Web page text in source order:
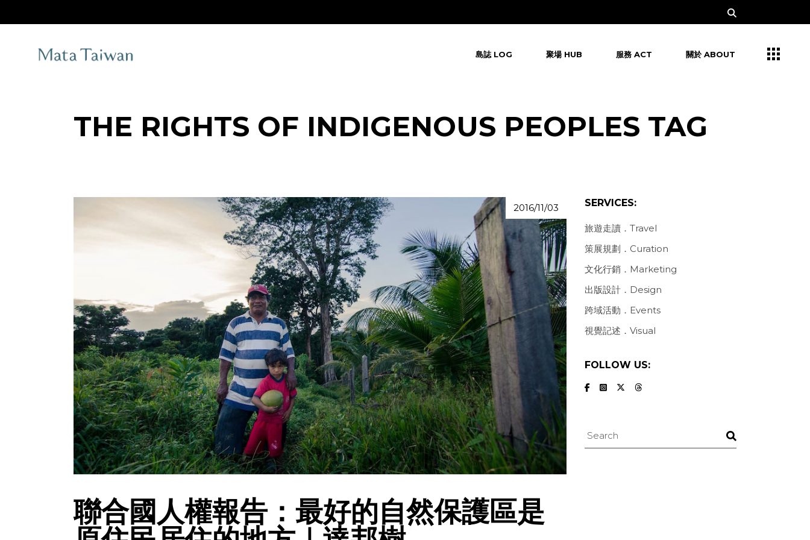
the
島誌 LOG 聚場 HUB 服務 ACT 關於 ABOUT
THE RIGHTS OF INDIGENOUS PEOPLES TAG
2016/11/03
聯合國人權報告：最好的自然保護區是
SERVICES:
旅遊走讀．Travel
策展規劃．Curation
文化行銷．Marketing
出版設計．Design
跨域活動．Events
視覺記述．Visual
FOLLOW US:
Search